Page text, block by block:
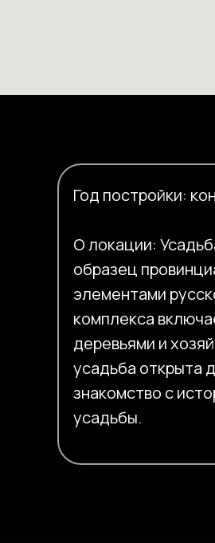
Год постройки:
О локации:
образец
элементами
комплекса
деревьями и
усадьба открыта
знакомство с
усадьбы.